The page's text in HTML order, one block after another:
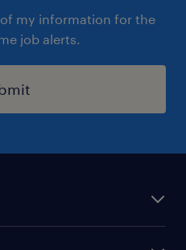
my information for the
job alerts.